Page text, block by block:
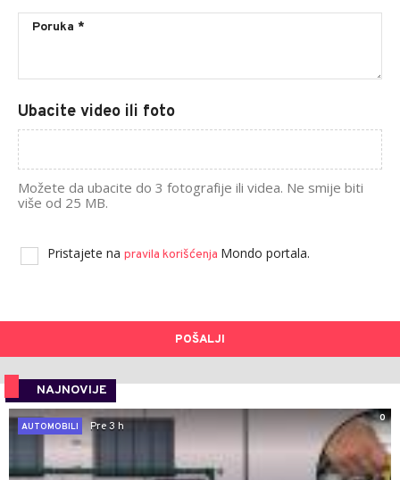
Ubacite video ili foto
Možete da ubacite do 3 fotografije ili videa. Ne smije biti
više od 25 MB.
Pristajete na pravila korišćenja Mondo portala.
POŠALJI
NAJNOVIJE
0
AUTOMOBILI
Pre 3 h